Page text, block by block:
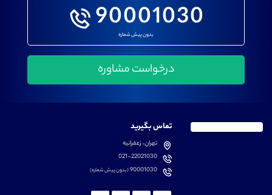
90001030
بدون پیش شماره
تماس بگیرید
تهران، زعفرانیه
021-22021030
90001030(بدون پیش شماره)